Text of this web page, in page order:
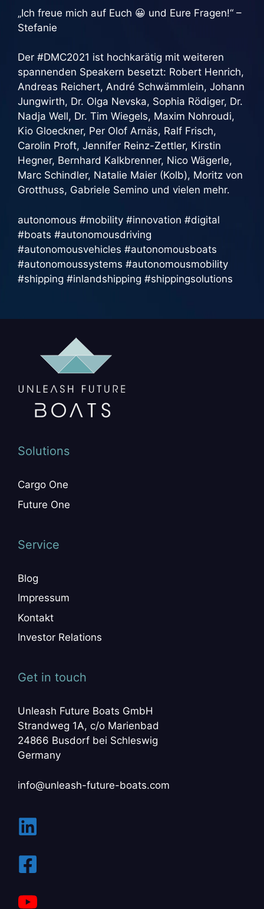
„Ich freue mich auf Euch 😀 und Eure Fragen!“ –
Stefanie
Der #DMC2021 ist hochkarätig mit weiteren
spannenden Speakern besetzt: Robert Henrich,
Andreas Reichert, André Schwämmlein, Johann
Jungwirth, Dr. Olga Nevska, Sophia Rödiger, Dr.
Nadja Well, Dr. Tim Wiegels, Maxim Nohroudi,
Kio Gloeckner, Per Olof Arnäs, Ralf Frisch,
Carolin Proft, Jennifer Reinz-Zettler, Kirstin
Hegner, Bernhard Kalkbrenner, Nico Wägerle,
Marc Schindler, Natalie Maier (Kolb), Moritz von
Grotthuss, Gabriele Semino und vielen mehr.
autonomous #mobility #innovation #digital
#boats #autonomousdriving
#autonomousvehicles #autonomousboats
#autonomoussystems #autonomousmobility
#shipping #inlandshipping #shippingsolutions
Solutions
Cargo One
Future One
Service
Blog
Impressum
Kontakt
Investor Relations
Get in touch
Unleash Future Boats GmbH
Strandweg 1A, c/o Marienbad
24866 Busdorf bei Schleswig
Germany
info@unleash-future-boats.com